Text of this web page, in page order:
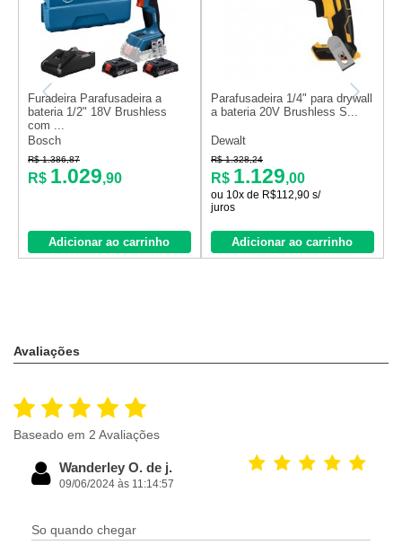
Furadeira Parafusadeira a
bateria 1/2" 18V Brushless
com ...
Bosch
R$ 1.386,87
R$ 1.029,90
Adicionar ao carrinho
Parafusadeira 1/4" para drywall
a bateria 20V Brushless S...
Dewalt
R$ 1.328,24
R$ 1.129,00
ou 10x de R$112,90 s/
juros
Adicionar ao carrinho
Avaliações
Baseado em 2 Avaliações
Wanderley O. de j.
09/06/2024 às 11:14:57
So quando chegar